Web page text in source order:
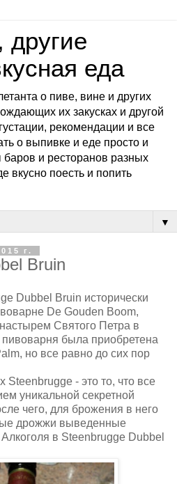
еда
о пиве, вине и других
их закусках и другой
рекомендации и все
о выпивке и еде просто и
и ресторанов разных
вкусно поесть и попить
▼
г.
Bruin
Dubbel Bruin исторически
De Gouden Boom,
Святого Петра в
была приобретена
но все равно до сих пор
- это то, что все
уникальной секретной
чего, для брожения в него
дрожжи выведенные
в Steenbrugge Dubbel